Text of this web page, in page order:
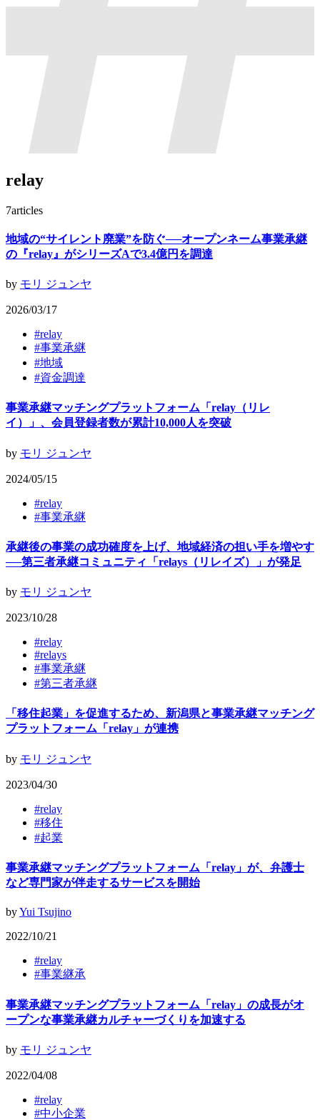
relay
7articles
地域の“サイレント廃業”を防ぐ──オープンネーム事業承継
の『relay』がシリーズAで3.4億円を調達
by モリ ジュンヤ
2026/03/17
#relay
#事業承継
#地域
#資金調達
事業承継マッチングプラットフォーム「relay（リレ
イ）」、会員登録者数が累計10,000人を突破
by モリ ジュンヤ
2024/05/15
#relay
#事業承継
承継後の事業の成功確度を上げ、地域経済の担い手を増やす
──第三者承継コミュニティ「relays（リレイズ）」が発足
by モリ ジュンヤ
2023/10/28
#relay
#relays
#事業承継
#第三者承継
「移住起業」を促進するため、新潟県と事業承継マッチング
プラットフォーム「relay」が連携
by モリ ジュンヤ
2023/04/30
#relay
#移住
#起業
事業承継マッチングプラットフォーム「relay」が、弁護士
など専門家が伴走するサービスを開始
byYui Tsujino
2022/10/21
#relay
#事業継承
事業承継マッチングプラットフォーム「relay」の成長がオ
ープンな事業承継カルチャーづくりを加速する
by モリ ジュンヤ
2022/04/08
#relay
#中小企業